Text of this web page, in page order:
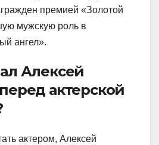
премией «Золотой
мужскую роль в
ангел».
Алексей
актерской
актером, Алексей